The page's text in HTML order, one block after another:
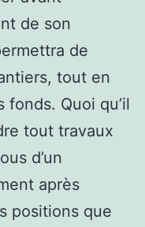
de son
de
tout en
Quoi qu’il
tout travaux
d’un
après
positions que